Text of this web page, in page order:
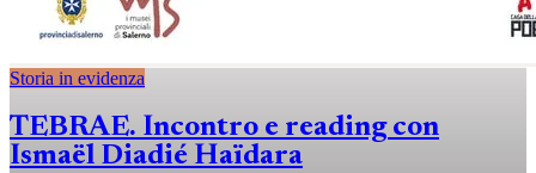
Storia in evidenza
TEBRAE. Incontro e reading con
Ismaël Diadié Haïdara